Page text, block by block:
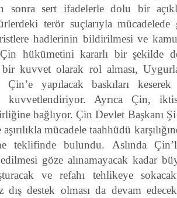
sonra sert ifadelerle dolu bir
terör suçlarıyla
hadlerinin bildirilmesi ve
hükümetini kararlı bir şekilde
bir kuvvet olarak rol alması,
yapılacak baskıları
kuvvetlendiriyor. Ayrıca Çin,
bağlıyor. Çin Devlet Başkanı
mücadele taahhüdü
teklifinde bulundu. Aslında
göze alınamayacak kadar
ve refahı tehlikeye
dış destek olması da devam